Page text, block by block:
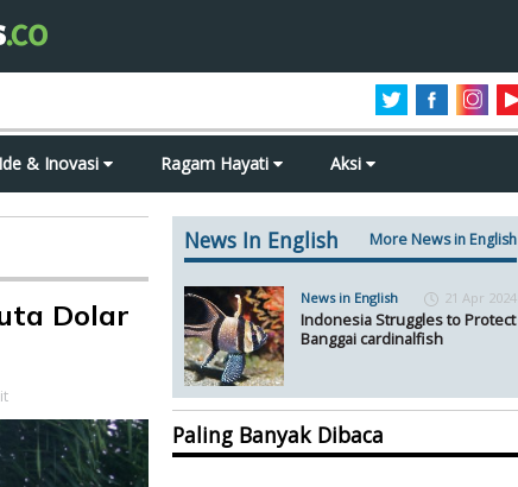
Ide & Inovasi Ragam Hayati Aksi
Dolar
News In English More News in English
News in English 21 Apr 2024
Indonesia Struggles to Protect
Banggai cardinalfish
Paling Banyak Dibaca